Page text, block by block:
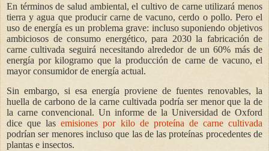
En términos de salud ambiental, el cultivo de carne utilizará menos
tierra y agua que producir carne de vacuno, cerdo o pollo. Pero el
uso de energía es un problema grave: incluso suponiendo objetivos
ambiciosos de consumo energético, para 2030 la fabricación de
carne cultivada seguirá necesitando alrededor de un 60% más de
energía por kilogramo que la producción de carne de vacuno, el
mayor consumidor de energía actual.
Sin embargo, si esa energía proviene de fuentes renovables, la
huella de carbono de la carne cultivada podría ser menor que la de
la carne convencional. Un informe de la Universidad de Oxford
dice que lasemisiones por kilo de proteína de carne cultivada
podrían ser menores incluso que las de las proteínas procedentes de
plantas e insectos.